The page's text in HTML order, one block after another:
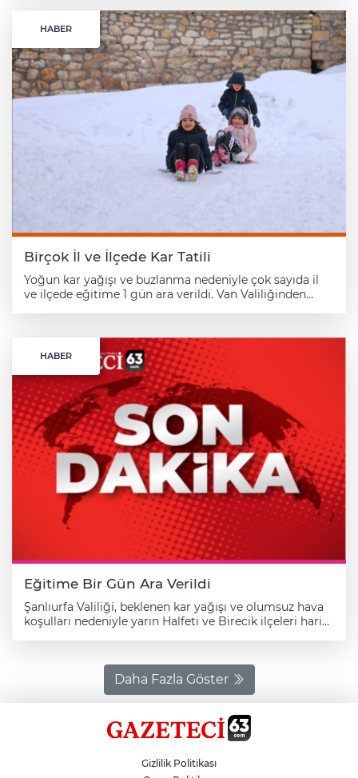
saatlerinden itibaren yoğun kar yağışının beklendiği
belirtildi. Alınan tedbirler kapsamında eğitime bir gün
ara verildiği belirtilen açıklamada, şunlar kaydedildi:
"Kentimizdeki tüm kurumlarımızda eğitime 31 Aralık
Çarşamba günü 1 gün süreyle ara verilmiştir. Ayrıca
kamu kuruluşlarında görev yapan engelli ve kronik
rahatsızlığı bulunan personel ile hamileler de aynı gün
koşulları nedeniyle eğitime 2 gündür ara verilmişti.
HABER
Birçok İl ve İlçede Kar Tatili
Yoğun kar yağışı ve buzlanma nedeniyle çok sayıda il ve ilçede eğitime 1 gün ara verildi. Van Valiliğinden yapılan açıklamada, Meteoroloji Bölge Müdürlüğü ile yapılan değerlendirmeye göre kentte kar yağışının etkisini sürdüreceği belirtildi. Yoğun kar, buzlanma ve sis nedeniyle il genelindeki resmi ve özel tüm eğitim kurumlarında eğitim öğretime bir gün ara verildiği bildirilen açıklamada, kamu kurumlarında çalışan engelli ve hamileler ile 0-6 yaş çocuğu olan annelerin de idari izinli sayılacağı kaydedildi. Bolu Bolu'da yoğun kar yağışı ve buzlanma nedeniyle eğitime için ara verildi. Bolu Valiliğinden yapılan açıklamada, 29 Aralık Pazartesi günü resmi ve özel tüm eğitim kurumlarında eğitim-öğretime 1 gün süreyle ara verildiği bildirildi. Karar kapsamında rehabilitasyon merkezleri, motorlu taşıt sürücü kursları ve Kur’an kursları da yer aldı. Açıklamada, kamu kurumlarında görev yapan hamile ve engelli personel ile çocuğu kreş, anaokulu ve özel eğitim kurumlarına devam eden kadın personelin aynı gün idari izinli sayılacağı belirtildi. Sağlık, güvenlik ve 24 saat esasına göre hizmet veren birimlerde çalışan personelin durumunun ise hizmetin gereği olarak ilgili birim amirlerince değerlendirileceği kaydedildi. Muş Muş'ta olumsuz hava koşulları nedeniyle il genelinde eğitime ara verildi. Valilikten yapılan açıklamada, meteorolojik değerlendirmelere göre kent genelinde önceki gün başlayan yoğun kar yağışının etkisini sürdüreceği bildirildi. Buzlanma riskinin ve elverişsiz hava koşullarının devam edeceği bilgisine yer verilen açıklamada, il genelindeki üniversiteler hariç resmi ve özel tüm eğitim kurumlarında eğitim öğretime bir gün ara verildiği kaydedildi. Açıklamada, kamu kurumlarında çalışan hamile, engelli ve ağır kronik hastalığı olan personel ile çocuğu anaokulu ve kreşlere devam eden kadın personelin de bir gün idari izinli sayılacağı belirtildi. Yozgat Yozgat Valiliği, olumsuz hava koşulları nedeniyle kent merkezi ile 6 ilçede eğitime ara verildiğini duyurdu. Valilikten yapılan yazılı açıklamada, kar yağışı, düşük hava sıcaklığı ve buzlanma nedeniyle 4 ilçede eğitime ara verildiği belirtildi. Açıklamada, "Düşük hava sıcaklığı, aralıklarla devam eden kar yağışı ve buzlanma sebebiyle Akdağmadeni, Sarıkaya, Çayıralan ve Çandır ilçelerimizde eğitime 29 Aralık Pazartesi günü bir gün ara verilmiştir." ifadesi kullanıldı. Valilik, ilde hissedilen hava sıcaklıklarının eksi 13 dereceye kadar düşeceğinin görülmesi ve aralıklı olarak devam eden kar yağışı ve buzlanma sebebiyle kent merkezi ile Sorgun ve Saraykent ilçelerinde de Milli Eğitim Bakanlığına bağlı resmi ve özel tüm örgün ve yaygın eğitim kurumlarında eğitime ara verildiğini açıkladı. Açıklamada, şunlar kaydedildi: "Kamu kurum ve kuruluşlarında görev yapan hamileler, engelli bireyler, diyaliz hastaları, kalp ve böbrek yetmezliği ile kanser gibi kronik rahatsızlıkları bulunan kamu görevlileriyle okul öncesi eğitim kurumları ve rehabilitasyon merkezlerinde çocuğu bulunan anneler de 29 Aralık Pazartesi günü idari izinli sayılacaktır. Eğitim öğretime ara verilmeyen ilçelerimiz, meteorolojik verilere göre kendi kurullarınca karar alacaklardır." Bitlis Bitlis Valiliği, olumsuz hava koşulları nedeniyle il genelinde eğitime ara verildiğini duyurdu. Valilikten yapılan açıklamada, Meteoroloji Genel Müdürlüğünden alınan son bilgilere göre, kent genelinde yer yer yoğun ve kuvvetli kar yağışı beklendiği belirtildi. Hava sıcaklıklarının düşmesine bağlı buzlanma riskinin de bulunduğunun kaydedildiği açıklamada, şu ifadelere yer verildi: "Öğrenci ve vatandaşlarımızın güvenliği göz önünde bulundurularak 29 Aralık 2025 Pazartesi günü Bitlis genelinde tüm okullar, özel eğitim kurumları, kreşler, Kur'an kursları ve rehabilitasyon merkezlerinde eğitim öğretime bir gün süreyle ara verilmiştir. Kamu kurum ve kuruluşlarında görev yapan 0-6 yaş arası çocuğu olan anneler, hamile ve engelli çalışanlarımız ile kronik rahatsızlığı bulunan personelimiz de idari izinli sayılacaktır. 24 saat esasına göre çalışan kurumlarımızda hizmetlerin aksamaması için birim amirlerince gerekli tedbirler alınacaktır." Kastamonu Kastamonu'da kar nedeniyle 5 ilçede taşımalı eğitime, 10 ilçede ise tüm okullarda eğitime 1 gün ara verildiği bildirildi. Kastamonu Valiliğinden yapılan yazılı açıklamada, kent merkezi ile İhsangazi, Pınarbaşı, Küre, Devrekani, Azdavay, Şenpazar, Seydiler, Ağlı, Doğanyurt, Araç ve Daday ilçelerinde tüm eğitim kurumlarında 29 Aralık Pazartesi günü eğitime ara verildi. İnebolu, Çatalzeytin, Abana, Bozkurt ve Cide ilçelerinde ise taşımalı eğitim yapılamayacak. Açıklamanın devamında, eğitim öğretime ara verilen yerlerdeki kamu kurum ve kuruluşlarında çalışan engelli ve hamilelerin de bir gün idari izinli sayılacağı kaydedildi. Hakkari Hakkari Valiliği, olumsuz hava koşulları nedeniyle kent genelinde eğitime ara verildiğini duyurdu. Valiliğin NSosyal hesabından yapılan açıklamada, meteorolojik değerlendirmelere göre il genelinde sabah saatlerinden itibaren hava sıcaklığının sıfırın altında seyredeceği belirtildi. Saat 09.00'dan sonra başlayacak kar yağışının öğle saatlerinde etkisini artıracağı belirtilen açıklamada, vatandaşların ve öğrencilerin can güvenliğinin sağlanması amacıyla bazı tedbirlerin alınmasının uygun görüldüğü vurgulandı. Açıklamada şunlar kaydedildi: "Yoğun kar yağışı ve buzlanma riski nedeniyle il genelindeki tüm resmi ve özel eğitim kurumlarında 29 Aralık 2025 Pazartesi günü bir gün süreyle eğitime ara verilmiştir. Kamu kurum ve kuruluşlarında görev yapan hamile ve engelli personel, diyaliz hastaları, kalp, böbrek yetmezliği ve kanser gibi kronik rahatsızlığı bulunan kamu görevlileri, 0-12 yaş arası çocuğu bulunan kamu çalışanı çiftlerden anne veya babadan biri 29 Aralık 2025 Pazartesi günü idari izinli sayılacaktır." Mardin Mardin'de beklenen kar yağışı nedeniyle kent genelindeki tüm okullarda eğitime ara verildi. Valilikten yapılan açıklamada, meteorolojik değerlendirmeler sonucu kar yağışı ve soğuk hava koşullarının il genelinde etkili olmasının beklendiği bildirildi. Kent genelinde beklenen kar yağışı ve ardından oluşabilecek buzlanma riskinden dolayı vatandaşların olumsuzluk yaşamaması için gerekli tüm tedbirlerin alındığı belirtilen açıklamada, bu kapsamda Mardin genelindeki tüm eğitim kurumlarında eğitim öğretime ara verildiği ifade edildi. Açıklamada, ayrıca engelli ve hamile kamu görevlileri ile çocuğu anaokulu ve kreşlere devam eden kadın personelin de idari izinli sayılacağı kaydedildi. Vali Tuncay Akkoyun da NSosyal hesabından öğrencilere yönelik yaptığı paylaşımda, "Okullarımıza güvenli ulaşımınızla ilgili oluşabilecek olumsuzlukları engellemek için 29 Aralık Pazartesi günü 1 gün süre ile eğitim ve öğretime ara verdik. Ekran başında az vakit geçirerek, güzel oyunlar oynayarak değerlendirin. Sizleri çok seviyoruz." ifadelerini kullandı. Elazığ Elazığ Valisi Numan Hatipoğlu, Hatipoğlu, ABD merkezli X şirketinin sosyal medya platformundaki hesabından yaptığı paylaşımda, şunları kaydetti: "Değerli öğrenciler olumsuz hava şartları nedeniyle il merkezimizde eğitime 29 Aralık itibarıyla bir gün ara verilmiştir. Hamile ve engelli personelimiz de idari izinli sayılacaktır. İlçelerimiz için kaymakamlıklar duyuru yapacaklar. Gününüzü iyi bir şekilde değerlendirmenizi dilerim." Hatipoğlu, daha sonra yaptığı paylaşımda ise kaymakamlıklarla yapılan görüşmeler neticesinde kent merkezi için alınan kararın ilçelerde de uygulanacağını bildirdi. Şanlıurfa Valilikten yapılan açıklamada, meteorolojik değerlendirmelere göre il genelinde sabah saatlerinden itibaren kar yağışı ve soğuk hava beklendiği belirtildi. Alınan tedbirler kapsamında eğitime bir gün ara verildiği bildirilen açıklamada, kamu kuruluşlarında görev yapan engelli ve kronik rahatsızlığı bulunan personel ile hamilelerin de idari izinli sayılacağı kaydedildi. Aksaray Valilikten yapılan açıklamada, meteorolojik verilere göre yağan kar yağışı ile birlikte oluşması muhtemel tipi ve buzlanma tehlikesi nedeniyle kent genelinde tüm resmi örgün ve yaygın eğitim kurumlarında 29 Aralık'ta eğitime ara verildiği belirtildi. Açıklamada, ayrıca kamu kurumlarında görevli hamile ve engelli personelin bir gün idari izinli sayılacağı kaydedildi. Kırşehir Kırşehir Valiliği, olumsuz hava koşulları nedeniyle il genelinde eğitime ara verildiğini duyurdu. Valilikten yapılan yazılı açıklamada, olumsuz hava şartları ve buzlanma nedeniyle il genelinde ilk ve orta dereceli okullarda eğitim ve öğretime bir günlük ara verildiği belirtildi. Açıklamada, kamu kurum ve kuruluşlarında çalışan engelli ve hamile personelin de bir gün idari izinli sayılacağı kaydedildi. Ağrı Ağrı'da olumsuz hava koşulları nedeniyle il genelindeki köyler ile taşımalı eğitime bir gün ara verildi. Valilikten yapılan açıklamada, il genelinde yoğun kar yağışının etkili olduğu belirtildi. Açıklamada, il genelindeki köy okullarında ve taşımalı eğitim kapsamında eğitim gören öğrenciler ile köy okullarında görevli öğretmenler için eğitim ve öğretime pazartesi günü ara verildiği kaydedildi. Şırnak'ın Beytüşşebap ilçesi Şırnak'ın Beytüşşebap ilçesinde kar yağışı ve buzlanma nedeniyle eğitime ara verildi. Ağrı'da kar yağışı nedeniyle il genelindeki köyler ile taşımalı eğitime 1 gün ara verildiValilikten yapılan açıklamada, ilçede yoğun kar yağışı nedeniyle resmi ve özel kreşler, anaokulları, ilkokullar, ortaokullar, liseler, mesleki eğitim merkezleri, yaygın eğitim kurumları, özel öğretim kursları ile özel eğitim ve rehabilitasyon merkezlerinde eğitime ara verildiği belirtildi. Açıklamada ayrıca malul, engelli, ağır kronik rahatsızlığı olan ve hamile kamu çalışanlarının da idari izinli sayılacağı aktarıldı. Sinop'ta bazı ilçelerde taşımalı eğitime 1 gün ara verildi Sinop'ta etkili olan kar nedeniyle bazı ilçelerde için taşımalı eğitime ara verildi. Valilikten yapılan yazılı açıklamada, kentteki olumsuz hava koşullarının devam ettiği vurgulandı. Kar yağışıyla birlikte meydana gelebilecek olumsuzluklara karşı
HABER
Eğitime Bir Gün Ara Verildi
Şanlıurfa Valiliği, beklenen kar yağışı ve olumsuz hava
koşulları nedeniyle yarın Halfeti ve Birecik ilçeleri hariç
değerlendirmelere göre il genelinde yarın sabah
saatlerinden itibaren kar yağışı ve soğuk hava
beklendiği belirtildi. Alınan tedbirler kapsamında
eğitime bir gün ara verildiği belirtilen açıklamada,
şunlar kaydedildi: "Birecik ve Halfeti dışında bütün
ilçelerimizdeki tüm eğitim kurumlarında eğitim ve
verilmiştir. Ayrıca kamu kuruluşlarında görev yapan
Daha Fazla Göster
Gizlilik Politikası